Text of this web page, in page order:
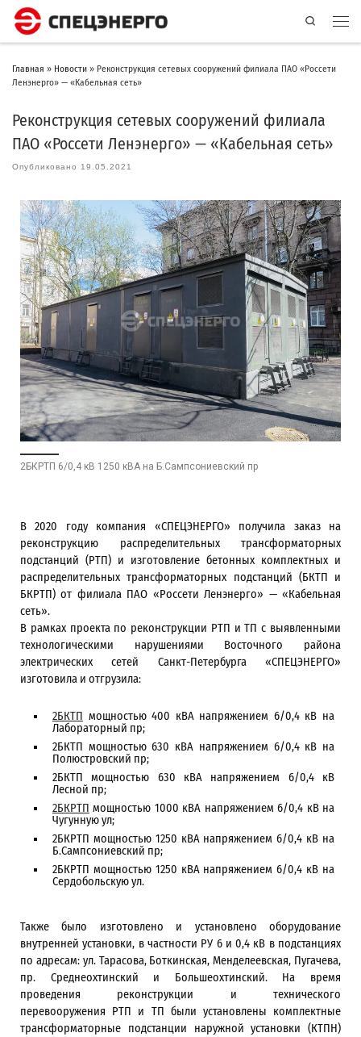
Search
Главная » Новости » Реконструкция сетевых сооружений филиала ПАО «Россети
Ленэнерго» — «Кабельная сеть»
Реконструкция сетевых сооружений филиала
ПАО «Россети Ленэнерго» — «Кабельная сеть»
Опубликовано 19.05.2021
2БКРТП 6/0,4 кВ 1250 кВА на Б.Сампсониевский пр
В 2020 году компания «СПЕЦЭНЕРГО» получила заказ на
реконструкцию распределительных трансформаторных
подстанций (РТП) и изготовление бетонных комплектных и
распределительных трансформаторных подстанций (БКТП и
БКРТП) от филиала ПАО «Россети Ленэнерго» — «Кабельная
сеть».
В рамках проекта по реконструкции РТП и ТП с выявленными
технологическими нарушениями Восточного района
электрических сетей Санкт-Петербурга «СПЕЦЭНЕРГО»
изготовила и отгрузила:
2БКТП мощностью 400 кВА напряжением 6/0,4 кВ на
Лабораторный пр;
2БКТП мощностью 630 кВА напряжением 6/0,4 кВ на
Полюстровский пр;
2БКТП мощностью 630 кВА напряжением 6/0,4 кВ
Лесной пр;
2БКРТП мощностью 1000 кВА напряжением 6/0,4 кВ на
Чугунную ул;
2БКРТП мощностью 1250 кВА напряжением 6/0,4 кВ на
Б.Сампсониевский пр;
2БКРТП мощностью 1250 кВА напряжением 6/0,4 кВ на
Сердобольскую ул.
Также было изготовлено и установлено оборудование
внутренней установки, в частности РУ 6 и 0,4 кВ в подстанциях
по адресам: ул. Тарасова, Боткинская, Менделеевская, Пугачева,
пр. Среднеохтинский и Большеохтинский. На время
проведения реконструкции и технического
перевооружения РТП и ТП были установлены комплектные
трансформаторные подстанции наружной установки (КТПН)